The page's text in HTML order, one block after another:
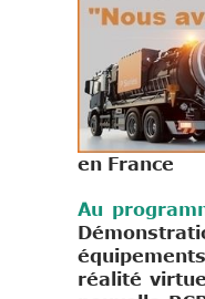
en France
Au
réalité